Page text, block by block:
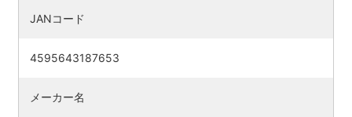
JANコード
4595643187653
メーカー名